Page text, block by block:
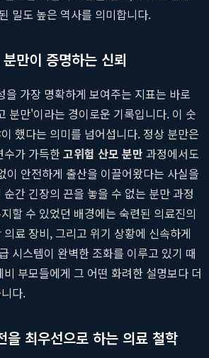
밀도 높은 역사를 의미합니다.
만이 증명하는 신뢰
을 가장 명확하게 보여주는 지표는 바로
분만'이라는 경이로운 기록입니다. 이 숫
했다는 의미를 넘어섭니다. 정상 분만은
수가 가득한고위험 산모 분만 과정에서도
이 안전하게 출산을 이끌어왔다는 사실을
간 긴장의 끈을 놓을 수 없는 분만 과정
할 수 있었던 배경에는 숙련된 의료진의
료 장비, 그리고 위기 상황에 신속하게
시스템이 완벽한 조화를 이루고 있기 때
부모들에게 그 어떤 화려한 설명보다 더
다.
을 최우선으로 하는 의료 철학